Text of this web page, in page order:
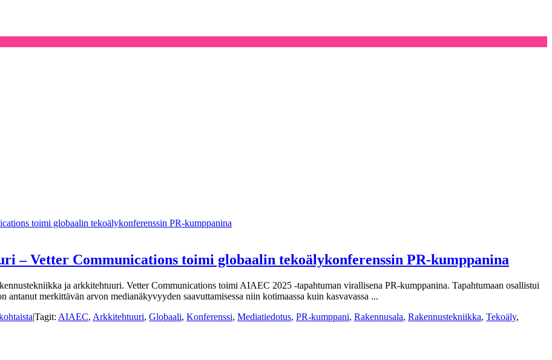
toimi globaalin tekoälykonferenssin PR-kumppanina
– Vetter Communications toimi globaalin tekoälykonferenssin PR-kumppanina
ja arkkitehtuuri. Vetter Communications toimi AIAEC 2025 -tapahtuman virallisena PR-kumppanina. Tapahtumaan osallistui
merkittävän arvon medianäkyvyyden saavuttamisessa niin kotimaassa kuin kasvavassa ...
|Tagit: AIAEC, Arkkitehtuuri, Globaali, Konferenssi, Mediatiedotus, PR-kumppani, Rakennusala, Rakennustekniikka, Tekoäly,